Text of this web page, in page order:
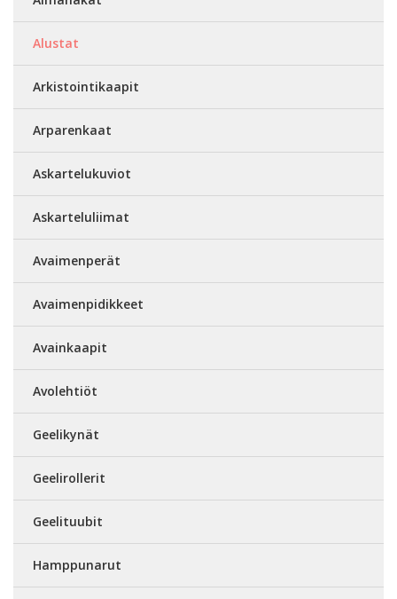
Alustat
Arkistointikaapit
Arparenkaat
Askartelukuviot
Askarteluliimat
Avaimenperät
Avaimenpidikkeet
Avainkaapit
Avolehtiöt
Geelikynät
Geelirollerit
Geelituubit
Hamppunarut